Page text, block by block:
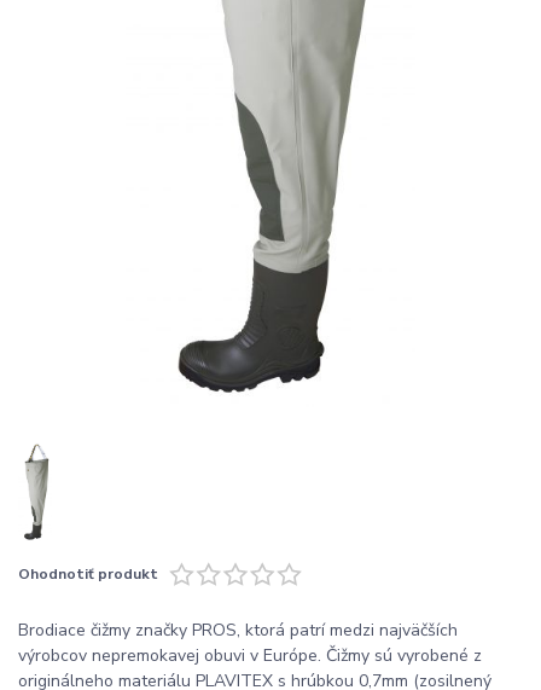
Ohodnotiť produkt
Brodiace čižmy značky PROS, ktorá patrí medzi najväčších
výrobcov nepremokavej obuvi v Európe. Čižmy sú vyrobené z
originálneho materiálu PLAVITEX s hrúbkou 0,7mm (zosilnený